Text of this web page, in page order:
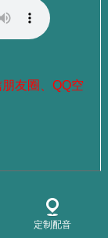
友圈、QQ空
定制配音